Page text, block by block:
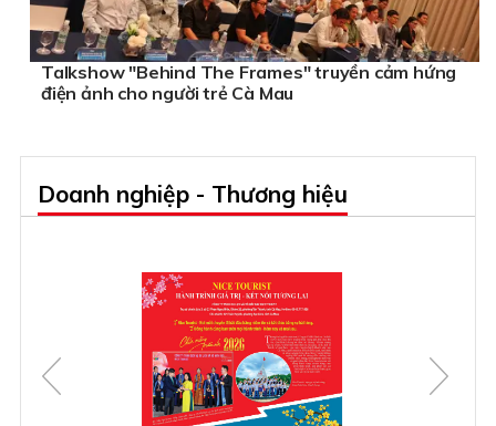
Talkshow "Behind The Frames" truyền cảm hứng
điện ảnh cho người trẻ Cà Mau
Doanh nghiệp - Thương hiệu